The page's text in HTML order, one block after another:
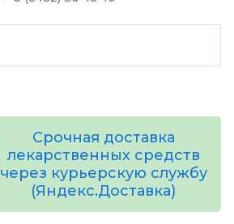
Срочная доставка
лекарственных средств
через курьерскую службу
(Яндекс.Доставка)